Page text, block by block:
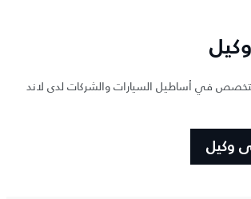
في أساطيل السيارات والشركات لدى لاند
وكيل